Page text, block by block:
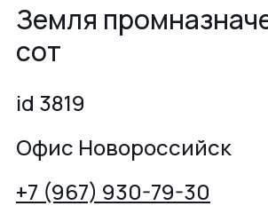
Земля
сот
id 3819
Офис Новороссийск
+7 (967) 930-79-30